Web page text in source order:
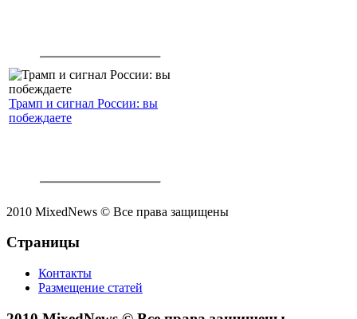
Трамп и сигнал России: вы
побеждаете
2010 MixedNews © Все права защищены
Страницы
Контакты
Размещение статей